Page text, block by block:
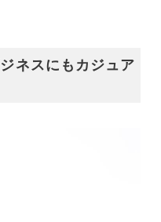
ネスにもカジュア